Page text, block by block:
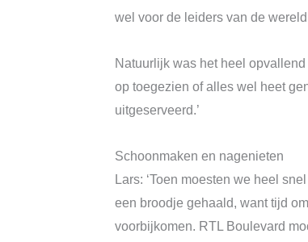
wel voor de leiders van de
Natuurlijk was het heel
op toegezien of alles wel heet
uitgeserveerd.’
Schoonmaken en nagenieten
Lars: ‘Toen moesten we heel
een broodje gehaald, want tijd
voorbijkomen. RTL Boulevard